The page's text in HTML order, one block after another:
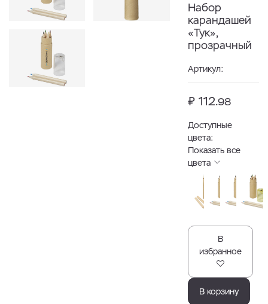
Набор
карандашей
«Тук»,
прозрачный
Артикул:
₽ 112.98
Доступные
цвета:
Показать все
цвета
В
избранное
В корзину